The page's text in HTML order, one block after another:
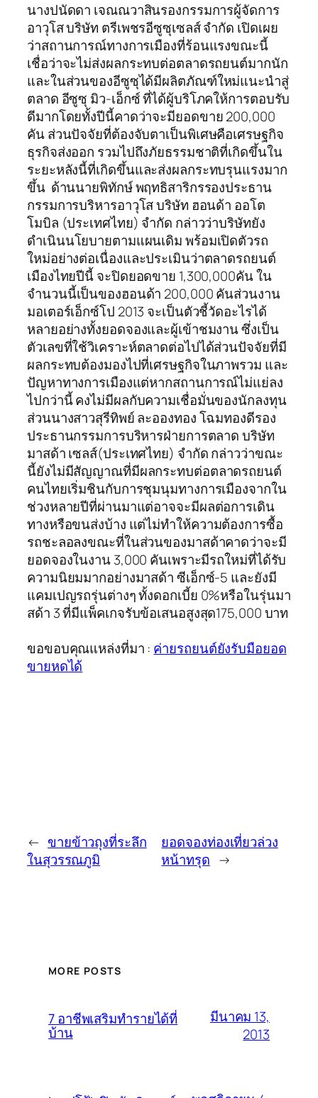
นางปนัดดา เจณณวาสินรองกรรมการผู้จัดการ
อาวุโส บริษัท ตรีเพชรอีซูซุเซลส์ จำกัด เปิดเผย
ว่าสถานการณ์ทางการเมืองที่ร้อนแรงขณะนี้
เชื่อว่าจะไม่ส่งผลกระทบต่อตลาดรถยนต์มากนัก
และในส่วนของอีซูซุได้มีผลิตภัณฑ์ใหม่แนะนำสู่
ตลาด อีซูซุ มิว-เอ็กซ์ ที่ได้ผู้บริโภคให้การตอบรับ
ดีมากโดยทั้งปีนี้คาดว่าจะมียอดขาย 200,000
คัน ส่วนปัจจัยที่ต้องจับตาเป็นพิเศษคือเศรษฐกิจ
ธุรกิจส่งออก รวมไปถึงภัยธรรมชาติที่เกิดขึ้นใน
ระยะหลังนี้ที่เกิดขึ้นและส่งผลกระทบรุนแรงมาก
ขึ้น ด้านนายพิทักษ์ พฤทธิสาริกรรองประธาน
กรรมการบริหารอาวุโส บริษัท ฮอนด้า ออโต
โมบิล (ประเทศไทย) จำกัด กล่าวว่าบริษัทยัง
ดำเนินนโยบายตามแผนเดิม พร้อมเปิดตัวรถ
ใหม่อย่างต่อเนื่องและประเมินว่าตลาดรถยนต์
เมืองไทยปีนี้ จะปิดยอดขาย 1,300,000คัน ใน
จำนวนนี้เป็นของฮอนด้า 200,000 คันส่วนงาน
มอเตอร์เอ็กซ์โป 2013 จะเป็นตัวชี้วัดอะไรได้
หลายอย่างทั้งยอดจองและผู้เข้าชมงาน ซึ่งเป็น
ตัวเลขที่ใช้วิเคราะห์ตลาดต่อไปได้ส่วนปัจจัยที่มี
ผลกระทบต้องมองไปที่เศรษฐกิจในภาพรวม และ
ปัญหาทางการเมืองแต่หากสถานการณ์ไม่แย่ลง
ไปกว่านี้ คงไม่มีผลกับความเชื่อมั่นของนักลงทุน
ส่วนนางสาวสุรีทิพย์ ละอองทอง โฉมทองดีรอง
ประธานกรรมการบริหารฝ่ายการตลาด บริษัท
มาสด้า เซลส์(ประเทศไทย) จำกัด กล่าวว่าขณะ
นี้ยังไม่มีสัญญาณที่มีผลกระทบต่อตลาดรถยนต์
คนไทยเริ่มชินกับการชุมนุมทางการเมืองจากใน
ช่วงหลายปีที่ผ่านมาแต่อาจจะมีผลต่อการเดิน
ทางหรือขนส่งบ้าง แต่ไม่ทำให้ความต้องการซื้อ
รถชะลอลงขณะที่ในส่วนของมาสด้าคาดว่าจะมี
ยอดจองในงาน 3,000 คันเพราะมีรถใหม่ที่ได้รับ
ความนิยมมากอย่างมาสด้า ซีเอ็กซ์-5 และยังมี
แคมเปญรถรุ่นต่างๆ ทั้งดอกเบี้ย 0%หรือในรุ่นมา
สด้า 3 ที่มีแพ็คเกจรับข้อเสนอสูงสุด175,000 บาท
ขอขอบคุณแหล่งที่มา : ค่ายรถยนต์ยังรับมือยอด
ขายหดได้
← ขายข้าวถุงที่ระลึก
ในสุวรรณภูมิ
ยอดจองท่องเที่ยวล่วง
หน้าทรุด →
MORE POSTS
7 อาชีพเสริมทำรายได้ที่
บ้าน
มีนาคม 13,
2013